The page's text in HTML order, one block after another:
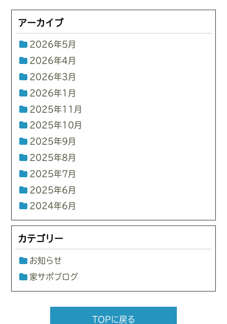
アーカイブ
2026年5月
2026年4月
2026年3月
2026年1月
2025年11月
2025年10月
2025年9月
2025年8月
2025年7月
2025年6月
2024年6月
カテゴリー
お知らせ
家サポブログ
TOPに戻る